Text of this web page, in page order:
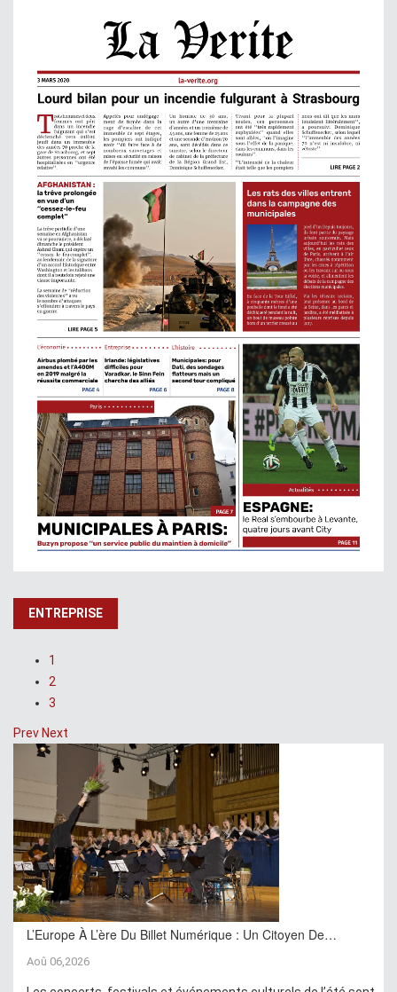
ENTREPRISE
1
2
3
Prev Next
L’Europe À L’ère Du Billet Numérique : Un Citoyen De…
Aoû 06,2026